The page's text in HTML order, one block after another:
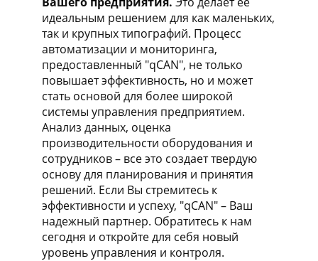
идеальным решением для как маленьких,
так и крупных типографий. Процесс
автоматизации и мониторинга,
предоставленный "qCAN", не только
повышает эффективность, но и может
стать основой для более широкой
системы управления предприятием.
Анализ данных, оценка
производительности оборудования и
сотрудников – все это создает твердую
основу для планирования и принятия
решений. Если Вы стремитесь к
эффективности и успеху, "qCAN" – Ваш
надежный партнер. Обратитесь к нам
сегодня и откройте для себя новый
уровень управления и контроля.